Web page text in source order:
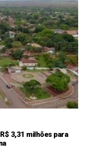
3,31 milhões para